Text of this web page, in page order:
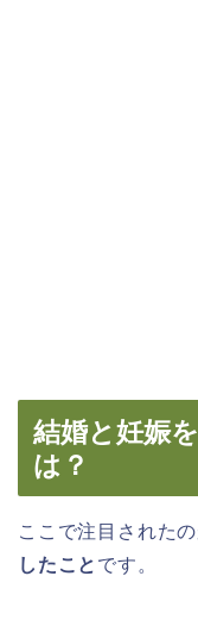
結婚と妊娠
は？
ここで注目されたの
したこと です。